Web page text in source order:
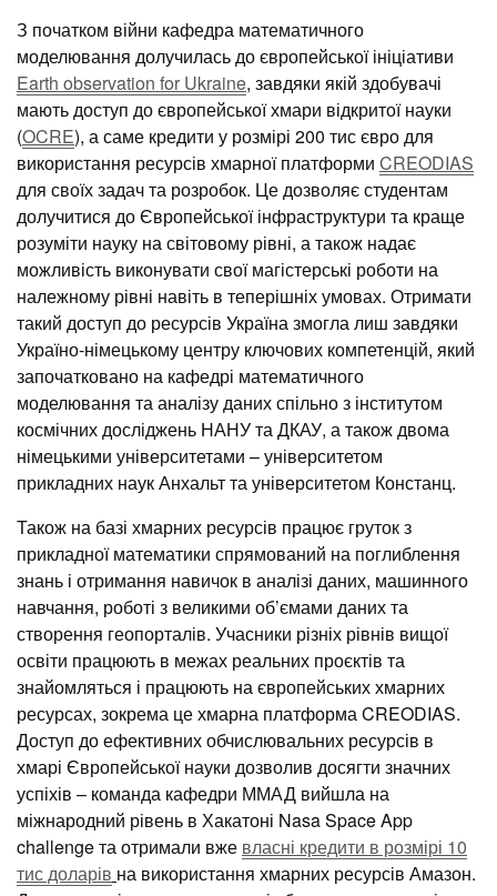
З початком війни кафедра математичного
моделювання долучилась до європейської ініціативи
Earth observation for Ukraine, завдяки якій здобувачі
мають доступ до європейської хмари відкритої науки
(OCRE), а саме кредити у розмірі 200 тис євро для
використання ресурсів хмарної платформи CREODIAS
для своїх задач та розробок. Це дозволяє студентам
долучитися до Європейської інфраструктури та краще
розуміти науку на світовому рівні, а також надає
можливість виконувати свої магістерські роботи на
належному рівні навіть в теперішніх умовах. Отримати
такий доступ до ресурсів Україна змогла лиш завдяки
Україно-німецькому центру ключових компетенцій, який
започатковано на кафедрі математичного
моделювання та аналізу даних спільно з інститутом
космічних досліджень НАНУ та ДКАУ, а також двома
німецькими університетами – університетом
прикладних наук Анхальт та університетом Констанц.
Також на базі хмарних ресурсів працює груток з
прикладної математики спрямований на поглиблення
знань і отримання навичок в аналізі даних, машинного
навчання, роботі з великими об’ємами даних та
створення геопорталів. Учасники різніх рівнів вищої
освіти працюють в межах реальних проєктів та
знайомляться і працюють на європейських хмарних
ресурсах, зокрема це хмарна платформа CREODIAS.
Доступ до ефективних обчислювальних ресурсів в
хмарі Європейської науки дозволив досягти значних
успіхів – команда кафедри ММАД вийшла на
міжнародний рівень в Хакатоні Nasa Space App
challenge та отримали вже власні кредити в розмірі 10
тис доларів на використання хмарних ресурсів Амазон.